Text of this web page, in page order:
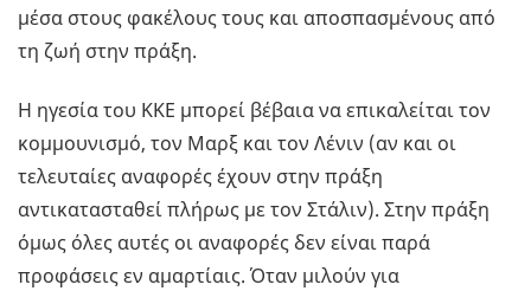
μέσα στους φακέλους τους και αποσπασμένους από
τη ζωή στην πράξη.
Η ηγεσία του ΚΚΕ μπορεί βέβαια να επικαλείται τον
κομμουνισμό, τον Μαρξ και τον Λένιν (αν και οι
τελευταίες αναφορές έχουν στην πράξη
αντικατασταθεί πλήρως με τον Στάλιν). Στην πράξη
όμως όλες αυτές οι αναφορές δεν είναι παρά
προφάσεις εν αμαρτίαις. Όταν μιλούν για